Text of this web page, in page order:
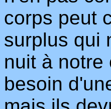
corps peut
surplus qui
nuit à notre
besoin